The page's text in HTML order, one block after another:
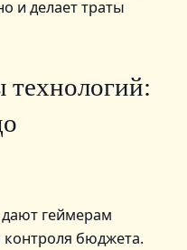
и делает траты
геймерам
бюджета.